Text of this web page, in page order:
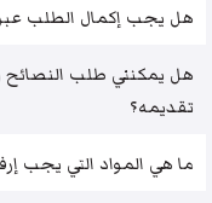
هل يجب إكمال الطلب
هل يمكنني طلب النصائح
تقديمه؟
ما هي المواد التي يجب